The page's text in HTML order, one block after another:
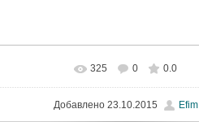
325 0 0.0
Добавлено23.10.2015 Efim